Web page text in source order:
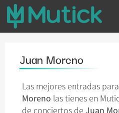
Juan Moreno
Las mejores entradas
Moreno las tienes en
de conciertos de Juan